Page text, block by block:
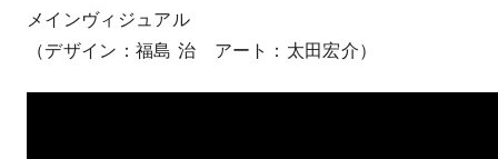
メインヴィジュアル
（デザイン：福島 治 アート：太田宏介）